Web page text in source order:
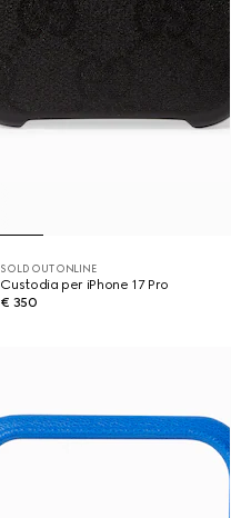
SOLD OUT ONLINE
Custodia per iPhone 17 Pro
€ 350